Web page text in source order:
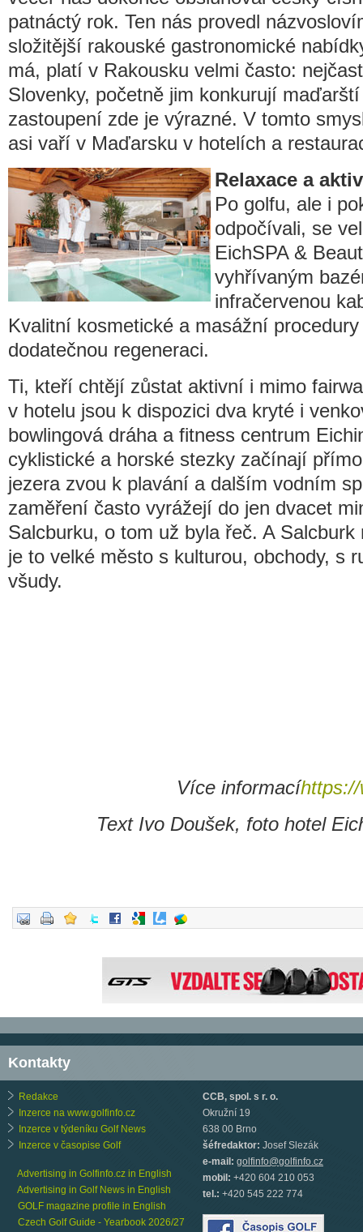
patnáctý rok. Ten nás provedl
složitější rakouské gastronomické
má, platí v Rakousku velmi často:
Slovenky, početně jim konkurují
zastoupení zde je výrazné. V tomto
asi vaří v Maďarsku v hotelích a
Relaxace a
Po golfu, ale i
odpočívali, se
EichSPA &
vyhřívaným
infračervenou
Kvalitní kosmetické a masážní
dodatečnou regeneraci.
Ti, kteří chtějí zůstat aktivní i mimo
v hotelu jsou k dispozici dva kryté i
bowlingová dráha a fitness centrum
cyklistické a horské stezky začínají
jezera zvou k plavání a dalším vodním
zaměření často vyrážejí do jen dvacet
Salcburku, o tom už byla řeč. A
je to velké město s kulturou, obchody, s
všudy.
Více informací
Text Ivo Doušek, foto hotel
Kontakty
Redakce
Inzerce na www.golfinfo.cz
Inzerce v týdeníku Golf News
Inzerce v časopise Golf
Advertising in Golfinfo.cz in English
Advertising in Golf News in English
GOLF magazine profile in English
Czech Golf Guide - Yearbook 2026/27
CCB, spol. s r. o.
Okružní 19
638 00 Brno
šéfredaktor: Josef Slezák
e-mail: golfinfo@golfinfo.cz
mobil: +420 604 210 053
tel.: +420 545 222 774